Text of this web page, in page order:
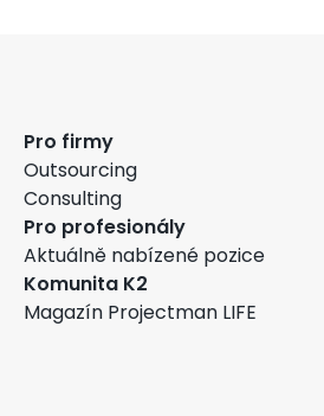
Pro firmy
Outsourcing
Consulting
Pro profesionály
Aktuálně nabízené pozice
Komunita K2
Magazín Projectman LIFE